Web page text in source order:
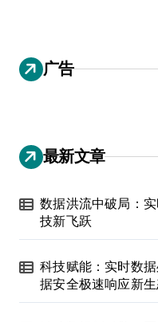
广告
最新文章
数据洪流中破局：
技新飞跃
科技赋能：实时数
据安全极速响应新